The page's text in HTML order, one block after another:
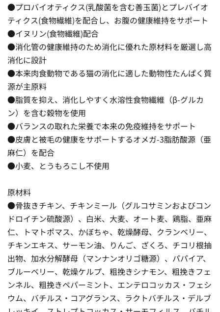
●プロバイオティクス(乳酸菌を含む善玉菌)とプレバイオ
ティクス(食物繊維)を配合し、お腹の健康維持をサポート
●イヌリン(食物繊維)配合
●消化管の健康維持のため消化に優れた原材料を厳選し高
消化に設計
●本来肉食動物である猫の消化に適した動物性たんぱく質
源が主原料
●脂質を抑え、消化しやすく水溶性食物繊維（β-グルカ
ン）を含む穀物を使用
●バランスの取れた栄養で本来の免疫維持をサポート
●皮膚と被毛の健康をサポートするオメガ-3脂肪酸源（亜
麻仁）を配合
●小麦、とうもろこし不使用
原材料
●骨抜きチキン、チキンミール（グルコサミンおよびコン
ドロイチン硫酸源）、白米、大麦、オート麦、鶏脂、亜麻
仁、トマトポマス、かぼちゃ、乾燥酵母、クランベリー、
チキンエキス、サーモン油、りんご、ざくろ、チコリ根抽
出物、加水分解酵母（マンナンオリゴ糖源）、パパイア、
ブルーベリー、乾燥ケルプ、粗挽きシナモン、粗挽きフェ
ンネル、粗挽きペパーミント、エンテロコッカス・フェシ
ウム、バチルス・コアグランス、ラクトバチルス・デルブ